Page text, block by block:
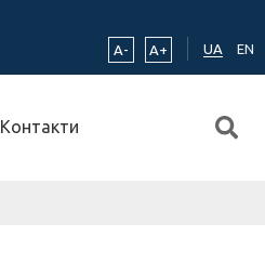
A-
A+ UA EN
Контакти